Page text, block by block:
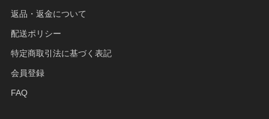
返品・返金について
配送ポリシー
特定商取引法に基づく表記
会員登録
FAQ